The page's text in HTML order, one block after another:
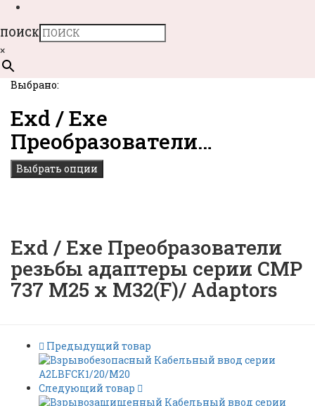
ПОИСК
×
Выбрано:
Exd / Exe
Преобразователи…
Выбрать опции
Exd / Exe Преобразователи
резьбы адаптеры серии CMP
737 M25 x M32(F)/ Adaptors
Предыдущий товар
Следующий товар